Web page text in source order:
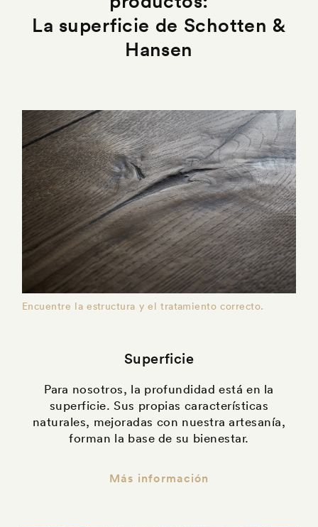
La superficie de Schotten &
Hansen
Encuentre la estructura y el tratamiento correcto.
Superficie
Para nosotros, la profundidad está en la
superficie. Sus propias características
naturales, mejoradas con nuestra artesanía,
forman la base de su bienestar.
Más información